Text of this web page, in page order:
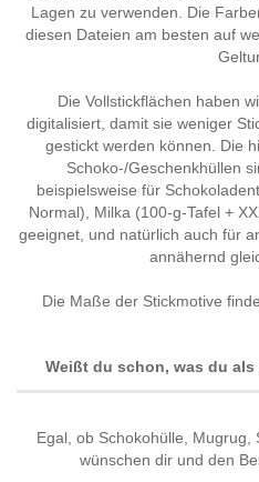
Lagen zu verwenden. Die
diesen Dateien am besten auf
Die Vollstickflächen haben
digitalisiert, damit sie weniger
gestickt werden können. Die
Schoko-/Geschenkhüllen
beispielsweise für
Normal), Milka (100-g-Tafel +
geeignet, und natürlich auch für
annähernd
Die Maße der Stickmotive
Weißt du schon, was du
Egal, ob Schokohülle,
wünschen dir und den